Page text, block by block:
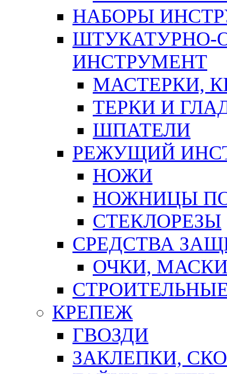
НАБОРЫ
ШТУКАТУРНО-
ИНСТРУМЕНТ
МАСТЕРКИ,
ТЕРКИ И
ШПАТЕЛИ
РЕЖУЩИЙ
НОЖИ
НОЖНИЦЫ
СТЕКЛОРЕЗЫ
СРЕДСТВА
ОЧКИ,
КРЕПЕЖ
ГВОЗДИ
ЗАКЛЕПКИ,